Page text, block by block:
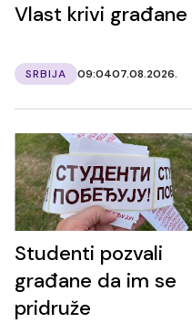
Vlast krivi građane
SRBIJA 09:0407.08.2026.
Studenti pozvali
građane da im se
pridruže